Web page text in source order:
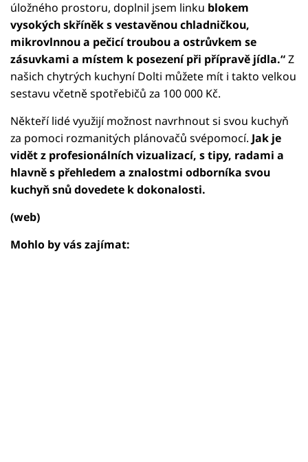
úložného prostoru, doplnil jsem linku blokem
vysokých skříněk s vestavěnou chladničkou,
mikrovlnnou a pečicí troubou a ostrůvkem se
zásuvkami a místem k posezení při přípravě jídla.“Z
našich chytrých kuchyní Dolti můžete mít i takto velkou
sestavu včetně spotřebičů za 100 000 Kč.
Někteří lidé využijí možnost navrhnout si svou kuchyň
za pomoci rozmanitých plánovačů svépomocí. Jak je
vidět z profesionálních vizualizací, s tipy, radami a
hlavně s přehledem a znalostmi odborníka svou
kuchyň snů dovedete k dokonalosti.
(web)
Mohlo by vás zajímat: